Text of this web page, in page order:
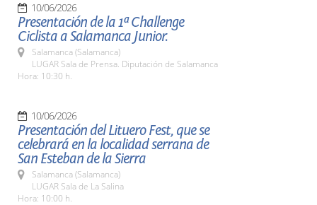
10/06/2026
Presentación de la 1ª Challenge
Ciclista a Salamanca Junior.
Salamanca (Salamanca)
LUGAR Sala de Prensa. Diputación de Salamanca
Hora: 10:30 h.
10/06/2026
Presentación del Lituero Fest, que se
celebrará en la localidad serrana de
San Esteban de la Sierra
Salamanca (Salamanca)
LUGAR Sala de La Salina
Hora: 10:00 h.